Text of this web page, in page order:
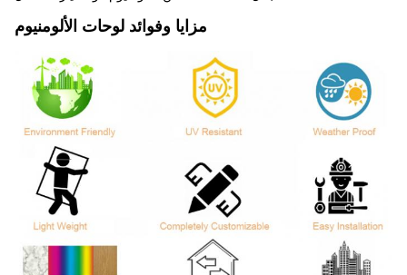
مزايا وفوائد لوحات الألومنيوم